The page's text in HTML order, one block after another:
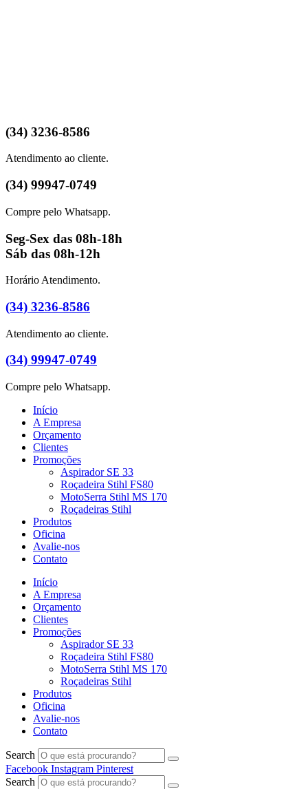
(34) 3236-8586
Atendimento ao cliente.
(34) 99947-0749
Compre pelo Whatsapp.
Seg-Sex das 08h-18h
Sáb das 08h-12h
Horário Atendimento.
(34) 3236-8586
Atendimento ao cliente.
(34) 99947-0749
Compre pelo Whatsapp.
Início
A Empresa
Orçamento
Clientes
Promoções
Aspirador SE 33
Roçadeira Stihl FS80
MotoSerra Stihl MS 170
Roçadeiras Stihl
Produtos
Oficina
Avalie-nos
Contato
Início
A Empresa
Orçamento
Clientes
Promoções
Aspirador SE 33
Roçadeira Stihl FS80
MotoSerra Stihl MS 170
Roçadeiras Stihl
Produtos
Oficina
Avalie-nos
Contato
Search
Facebook Instagram Pinterest
Search